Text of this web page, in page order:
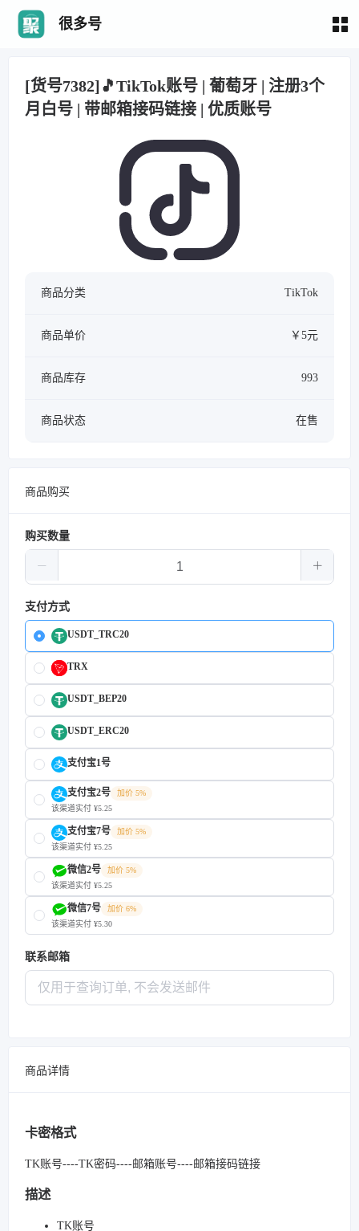
很多号
[货号7382]🎵TikTok账号 | 葡萄牙 | 注册3个
月白号 | 带邮箱接码链接 | 优质账号
商品分类 TikTok
商品单价 ￥5元
商品库存 993
商品状态 在售
商品购买
购买数量
支付方式
USDT_TRC20
TRX
USDT_BEP20
USDT_ERC20
支付宝1号
支付宝2号
加价 5%
该渠道实付 ¥5.25
支付宝7号
加价 5%
该渠道实付 ¥5.25
微信2号
加价 5%
该渠道实付 ¥5.25
微信7号
加价 6%
该渠道实付 ¥5.30
联系邮箱
商品详情
卡密格式
TK账号----TK密码----邮箱账号----邮箱接码链接
描述
TK账号